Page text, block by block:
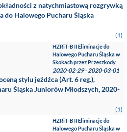
z natychmiastową rozgrywką
do Halowego Pucharu Śląska
(1)
HZRiT-B II Eliminacje do
Halowego Pucharu Śląska w
Skokach przez Przeszkody
2020-02-29 - 2020-03-01
stylu jeźdźca (Art. 6 reg.),
Śląska Juniorów Młodszych, 2020-
(1)
HZRiT-B II Eliminacje do
Halowego Pucharu Śląska w